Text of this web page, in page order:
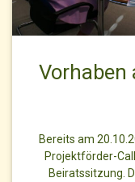
Vorhaben
Bereits am
Projektförder-
Beiratssitzung.